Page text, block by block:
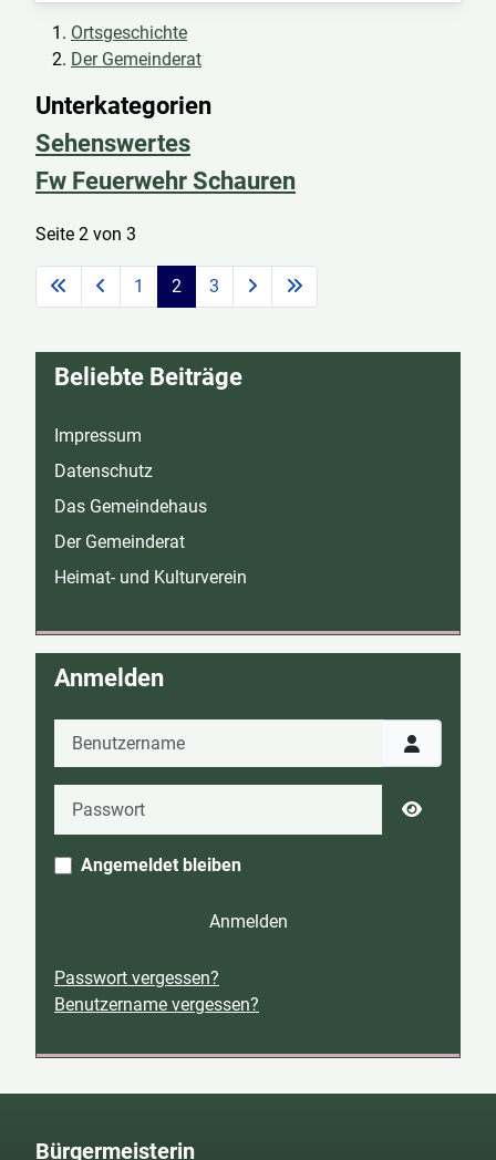
Ortsgeschichte
Der Gemeinderat
Unterkategorien
Sehenswertes
Fw Feuerwehr Schauren
Seite 2 von 3
1 2 3
Beliebte Beiträge
Impressum
Datenschutz
Das Gemeindehaus
Der Gemeinderat
Heimat- und Kulturverein
Anmelden
Benutzername
Angemeldet bleiben
Anmelden
Passwort vergessen?
Benutzername vergessen?
Bürgermeisterin